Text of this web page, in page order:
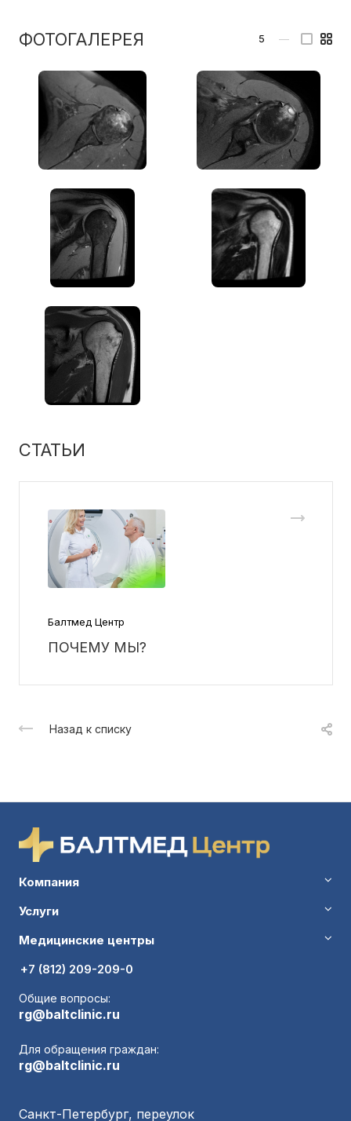
ФОТОГАЛЕРЕЯ 5 —
СТАТЬИ
Балтмед Центр
ПОЧЕМУ МЫ?
Назад к списку
Компания
Услуги
Медицинские центры
+7 (812) 209-209-0
Общие вопросы:
rg@baltclinic.ru
Для обращения граждан:
rg@baltclinic.ru
Санкт-Петербург, переулок